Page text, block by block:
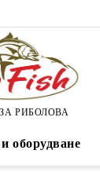
РИБОЛОВА
оборудване